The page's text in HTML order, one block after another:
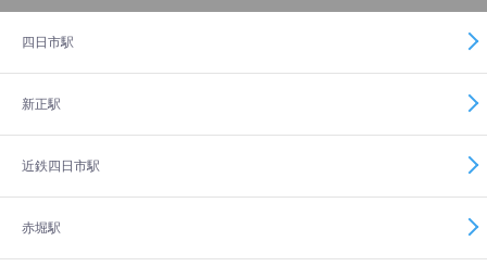
四日市駅
新正駅
近鉄四日市駅
赤堀駅